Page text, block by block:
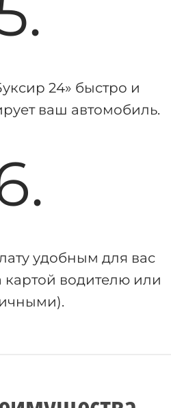
24» быстро и
ваш автомобиль.
удобным для вас
картой водителю или